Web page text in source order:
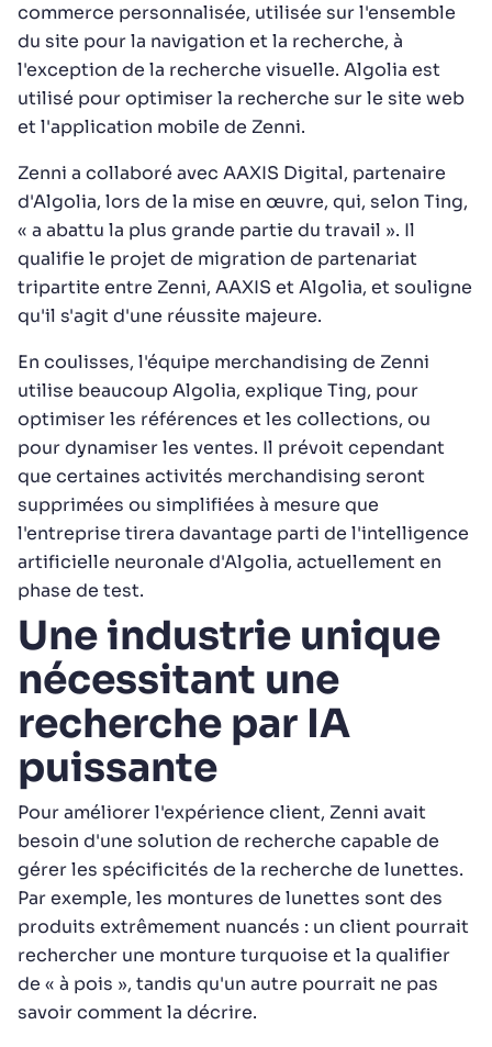
commerce personnalisée, utilisée sur l'ensemble
du site pour la navigation et la recherche, à
l'exception de la recherche visuelle. Algolia est
utilisé pour optimiser la recherche sur le site web
et l'application mobile de Zenni.
Zenni a collaboré avec AAXIS Digital, partenaire
d'Algolia, lors de la mise en œuvre, qui, selon Ting,
« a abattu la plus grande partie du travail ». Il
qualifie le projet de migration de partenariat
tripartite entre Zenni, AAXIS et Algolia, et souligne
qu'il s'agit d'une réussite majeure.
En coulisses, l'équipe merchandising de Zenni
utilise beaucoup Algolia, explique Ting, pour
optimiser les références et les collections, ou
pour dynamiser les ventes. Il prévoit cependant
que certaines activités merchandising seront
supprimées ou simplifiées à mesure que
l'entreprise tirera davantage parti de l'intelligence
artificielle neuronale d'Algolia, actuellement en
phase de test.
Une industrie unique
nécessitant une
recherche par IA
puissante
Pour améliorer l'expérience client, Zenni avait
besoin d'une solution de recherche capable de
gérer les spécificités de la recherche de lunettes.
Par exemple, les montures de lunettes sont des
produits extrêmement nuancés : un client pourrait
rechercher une monture turquoise et la qualifier
de « à pois », tandis qu'un autre pourrait ne pas
savoir comment la décrire.